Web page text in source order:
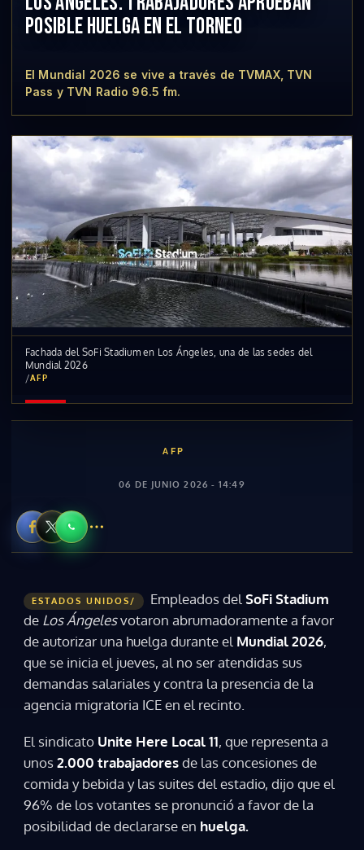
POSIBLE HUELGA EN EL TORNEO
El Mundial 2026 se vive a través de TVMAX, TVN
Pass y TVN Radio 96.5 fm.
Fachada del SoFi Stadium en Los Ángeles, una de las sedes del
Mundial 2026
/AFP
AFP
06 DE JUNIO 2026 - 14:49
ESTADOS UNIDOS/ Empleados del SoFi Stadium
de Los Ángelesvotaron abrumadoramente a favor
de autorizar una huelga durante el Mundial 2026,
que se inicia el jueves, al no ser atendidas sus
demandas salariales y contra la presencia de la
agencia migratoria ICE en el recinto.
El sindicato Unite Here Local11, que representa a
unos2.000 trabajadoresde las concesiones de
comida y bebida y las suites del estadio, dijo que el
96% de los votantes se pronunció a favor de la
posibilidad de declararse en huelga.